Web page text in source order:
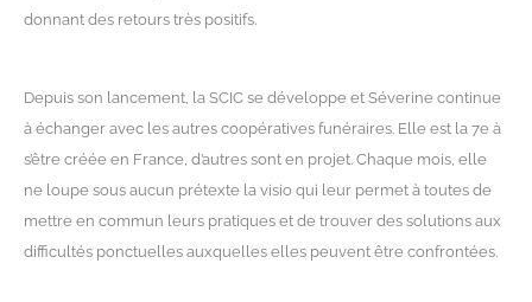
donnant des retours très positifs.
Depuis son lancement, la SCIC se développe et Séverine continue
à échanger avec les autres coopératives funéraires. Elle est la 7e à
s’être créée en France, d’autres sont en projet. Chaque mois, elle
ne loupe sous aucun prétexte la visio qui leur permet à toutes de
mettre en commun leurs pratiques et de trouver des solutions aux
difficultés ponctuelles auxquelles elles peuvent être confrontées.